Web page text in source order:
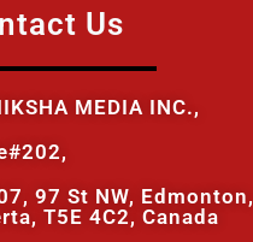
Us
MEDIA INC.,
97 St NW, Edmonton,
T5E 4C2, Canada